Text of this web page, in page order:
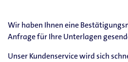
Wir haben Ihnen eine
Anfrage für Ihre Unterlagen
Unser Kundenservice wird sich